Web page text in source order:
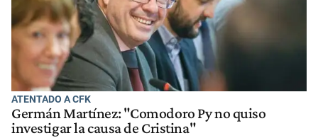
ATENTADO A CFK
Germán Martínez: "Comodoro Py no quiso
investigar la causa de Cristina"